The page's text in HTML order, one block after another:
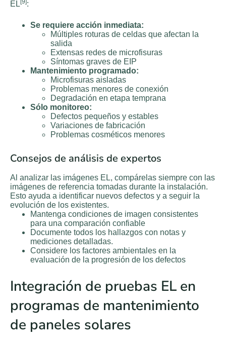
EL
:
Se requiere acción inmediata:
Múltiples roturas de celdas que afectan la
salida
Extensas redes de microfisuras
Síntomas graves de EIP
Mantenimiento programado:
Microfisuras aisladas
Problemas menores de conexión
Degradación en etapa temprana
Sólo monitoreo:
Defectos pequeños y estables
Variaciones de fabricación
Problemas cosméticos menores
Consejos de análisis de expertos
Al analizar las imágenes EL, compárelas siempre con las
imágenes de referencia tomadas durante la instalación.
Esto ayuda a identificar nuevos defectos y a seguir la
evolución de los existentes.
Mantenga condiciones de imagen consistentes
para una comparación confiable
Documente todos los hallazgos con notas y
mediciones detalladas.
Considere los factores ambientales en la
evaluación de la progresión de los defectos
Integración de pruebas EL en
programas de mantenimiento
de paneles solares